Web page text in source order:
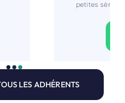
LES ADHÉRENTS